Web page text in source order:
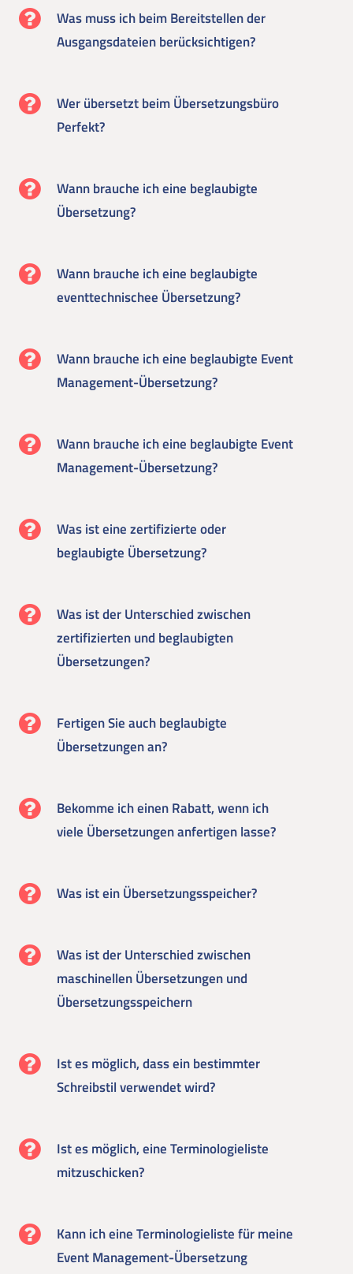
Was muss ich beim Bereitstellen der
Ausgangsdateien berücksichtigen?
Wer übersetzt beim Übersetzungsbüro
Perfekt?
Wann brauche ich eine beglaubigte
Übersetzung?
Wann brauche ich eine beglaubigte
eventtechnischee Übersetzung?
Wann brauche ich eine beglaubigte Event
Management-Übersetzung?
Wann brauche ich eine beglaubigte Event
Management-Übersetzung?
Was ist eine zertifizierte oder
beglaubigte Übersetzung?
Was ist der Unterschied zwischen
zertifizierten und beglaubigten
Übersetzungen?
Fertigen Sie auch beglaubigte
Übersetzungen an?
Bekomme ich einen Rabatt, wenn ich
viele Übersetzungen anfertigen lasse?
Was ist ein Übersetzungsspeicher?
Was ist der Unterschied zwischen
maschinellen Übersetzungen und
Übersetzungsspeichern
Ist es möglich, dass ein bestimmter
Schreibstil verwendet wird?
Ist es möglich, eine Terminologieliste
mitzuschicken?
Kann ich eine Terminologieliste für meine
Event Management-Übersetzung